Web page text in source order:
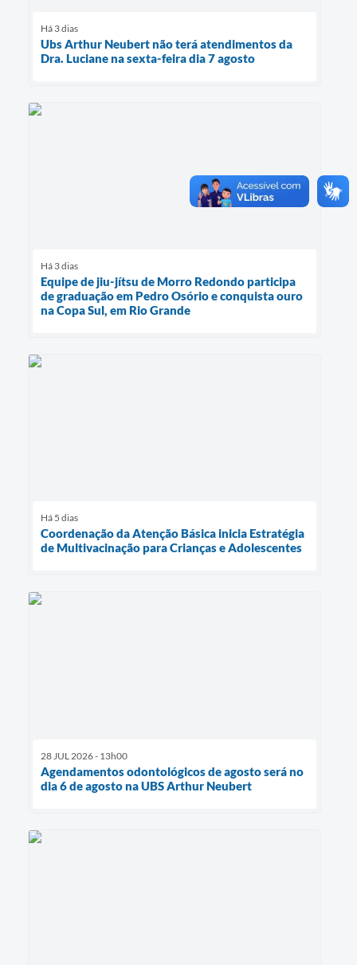
Há 3 dias
Ubs Arthur Neubert não terá atendimentos da
Dra. Luciane na sexta-feira dia 7 agosto
Há 3 dias
Equipe de jiu-jítsu de Morro Redondo participa
de graduação em Pedro Osório e conquista ouro
na Copa Sul, em Rio Grande
Há 5 dias
Coordenação da Atenção Básica inicia Estratégia
de Multivacinação para Crianças e Adolescentes
28 JUL 2026 - 13h00
Agendamentos odontológicos de agosto será no
dia 6 de agosto na UBS Arthur Neubert